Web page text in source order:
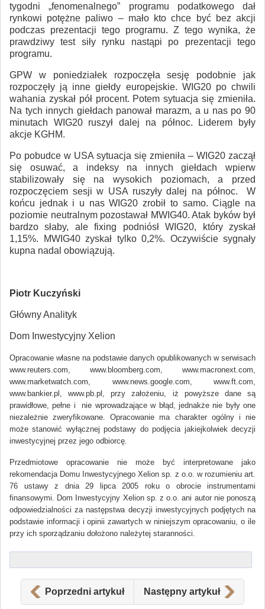
tygodni „fenomenalnego” programu podatkowego dał
rynkowi potężne paliwo – mało kto chce być bez akcji
podczas prezentacji tego programu. Z tego wynika, że
prawdziwy test siły rynku nastąpi po prezentacji tego
programu.
GPW w poniedziałek rozpoczęła sesję podobnie jak
rozpoczęły ją inne giełdy europejskie. WIG20 po chwili
wahania zyskał pół procent. Potem sytuacja się zmieniła.
Na tych innych giełdach panował marazm, a u nas po 90
minutach WIG20 ruszył dalej na północ. Liderem były
akcje KGHM.
Po pobudce w USA sytuacja się zmieniła – WIG20 zaczął
się osuwać, a indeksy na innych giełdach wpierw
stabilizowały się na wysokich poziomach, a przed
rozpoczęciem sesji w USA ruszyły dalej na północ. W
końcu jednak i u nas WIG20 zrobił to samo. Ciągle na
poziomie neutralnym pozostawał MWIG40. Atak byków był
bardzo słaby, ale fixing podniósł WIG20, który zyskał
1,15%. MWIG40 zyskał tylko 0,2%. Oczywiście sygnały
kupna nadal obowiązują.
Piotr Kuczyński
Główny Analityk
Dom Inwestycyjny Xelion
Opracowanie własne na podstawie danych opublikowanych w serwisach
www.reuters.com, www.bloomberg.com, www.macronext.com,
www.marketwatch.com, www.news.google.com, www.ft.com,
www.bankier.pl, www.pb.pl, przy założeniu, iż powyższe dane są
prawidłowe, pełne i nie wprowadzające w błąd, jednakże nie były one
niezależnie zweryfikowane. Opracowanie ma charakter ogólny i nie
może stanowić wyłącznej podstawy do podjęcia jakiejkolwiek decyzji
inwestycyjnej przez jego odbiorcę.
Przedmiotowe opracowanie nie może być interpretowane jako
rekomendacja Domu Inwestycyjnego Xelion sp. z o.o. w rozumieniu art.
76 ustawy z dnia 29 lipca 2005 roku o obrocie instrumentami
finansowymi. Dom Inwestycyjny Xelion sp. z o.o. ani autor nie ponoszą
odpowiedzialności za następstwa decyzji inwestycyjnych podjętych na
podstawie informacji i opinii zawartych w niniejszym opracowaniu, o ile
przy ich sporządzaniu dołożono należytej staranności.
Poprzedni artykuł Następny artykuł